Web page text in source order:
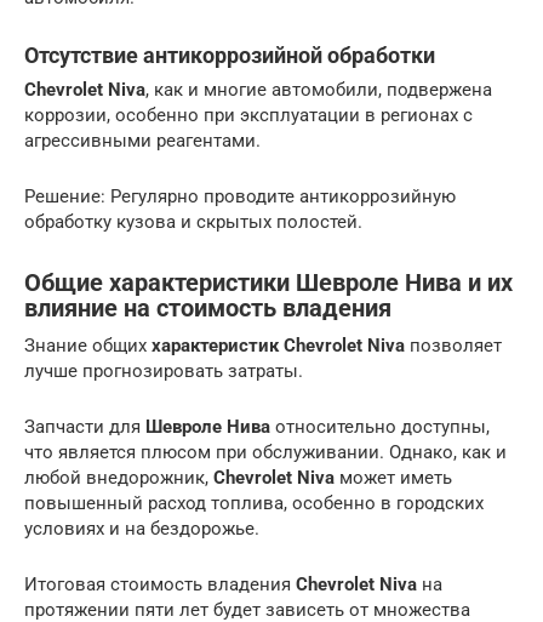
Отсутствие антикоррозийной обработки
Chevrolet Niva, как и многие автомобили, подвержена
коррозии, особенно при эксплуатации в регионах с
агрессивными реагентами.
Решение: Регулярно проводите антикоррозийную
обработку кузова и скрытых полостей.
Общие характеристики Шевроле Нива и их
влияние на стоимость владения
Знание общих характеристик Chevrolet Niva позволяет
лучше прогнозировать затраты.
Запчасти для Шевроле Нива относительно доступны,
что является плюсом при обслуживании. Однако, как и
любой внедорожник, Chevrolet Niva может иметь
повышенный расход топлива, особенно в городских
условиях и на бездорожье.
Итоговая стоимость владения Chevrolet Niva на
протяжении пяти лет будет зависеть от множества